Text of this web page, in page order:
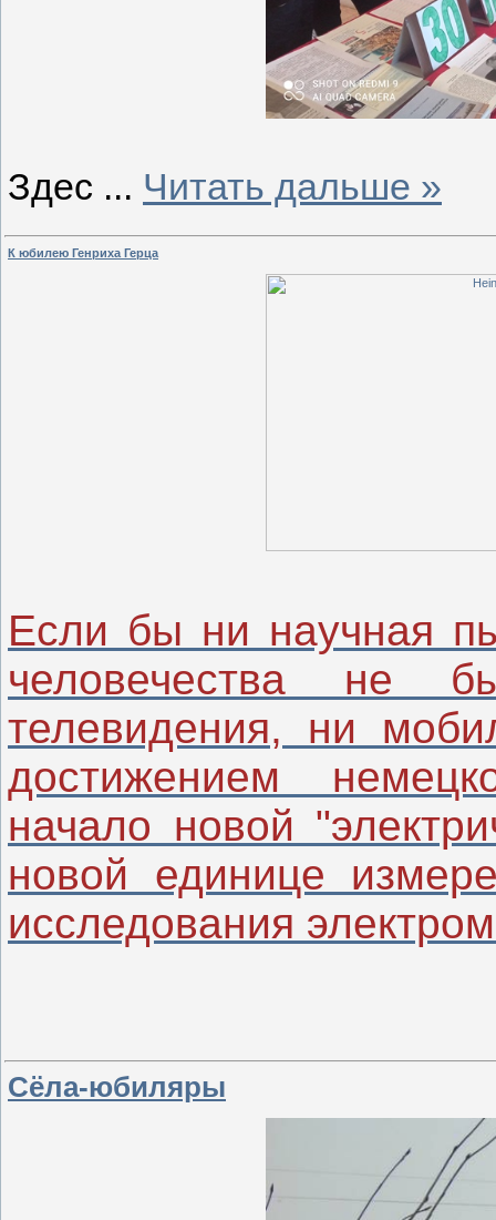
Здес ... Читать дальше »
К юбилею Генриха Герца
Если бы ни научная
человечества
телевидения, ни
достижением
начало новой
новой единице
исследования
Сёла-юбиляры